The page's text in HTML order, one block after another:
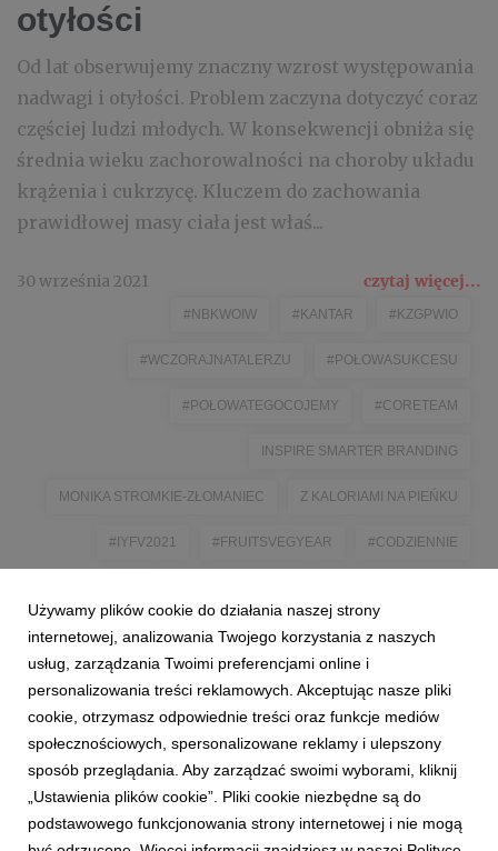
otyłości
Od lat obserwujemy znaczny wzrost występowania
nadwagi i otyłości. Problem zaczyna dotyczyć coraz
częściej ludzi młodych. W konsekwencji obniża się
średnia wieku zachorowalności na choroby układu
krążenia i cukrzycę. Kluczem do zachowania
prawidłowej masy ciała jest właś...
30 września 2021 czytaj więcej...
#NBKWOIW #KANTAR #KZGPWIO
#WCZORAJNATALERZU #POŁOWASUKCESU
#POŁOWATEGOCOJEMY #CORETEAM
INSPIRE SMARTER BRANDING
MONIKA STROMKIE-ZŁOMANIEC Z KALORIAMI NA PIEŃKU
#IYFV2021 #FRUITSVEGYEAR #CODZIENNIE
#PRODUKPOLSKI
Używamy plików cookie do działania naszej strony
internetowej, analizowania Twojego korzystania z naszych
usług, zarządzania Twoimi preferencjami online i
personalizowania treści reklamowych. Akceptując nasze pliki
cookie, otrzymasz odpowiednie treści oraz funkcje mediów
społecznościowych, spersonalizowane reklamy i ulepszony
sposób przeglądania. Aby zarządzać swoimi wyborami, kliknij
„Ustawienia plików cookie”. Pliki cookie niezbędne są do
podstawowego funkcjonowania strony internetowej i nie mogą